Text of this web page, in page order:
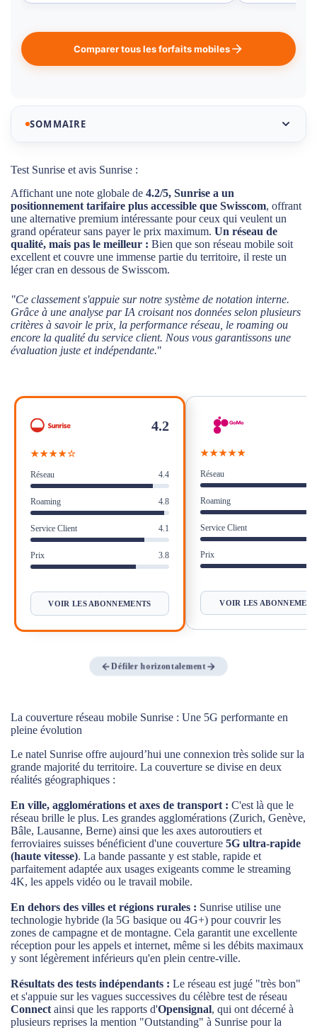
Comparer tous les forfaits mobiles
SOMMAIRE
Notre sélection des meilleurs abonnements mobiles
Test Sunrise et avis Sunrise :
La couverture réseau mobile Sunrise : Une 5G
performante en pleine évolution
Pourquoi la note Trustpilot de Sunrise (1,2/5) est-elle
Sunrise : Le Paradoxe de l'E-Réputation
Le service client de Sunrise est-il à la hauteur ?
Avantages et Inconvénients des abonnements
mobiles Sunrise
Verdict : Pourquoi souscrire à un abonnement
mobile Sunrise ?
Test Sunrise et avis Sunrise :
Affichant une note globale de 4.2/5, Sunrise a un
positionnement tarifaire plus accessible que Swisscom, offrant
une alternative premium intéressante pour ceux qui veulent un
grand opérateur sans payer le prix maximum. Un réseau de
qualité, mais pas le meilleur : Bien que son réseau mobile soit
excellent et couvre une immense partie du territoire, il reste un
léger cran en dessous de Swisscom.
"Ce classement s'appuie sur notre système de notation interne.
Grâce à une analyse par IA croisant nos données selon plusieurs
critères à savoir le prix, la performance réseau, le roaming ou
encore la qualité du service client. Nous vous garantissons une
évaluation juste et indépendante."
4.2
★★★★☆
Réseau 4.4
Roaming 4.8
Service Client 4.1
Prix 3.8
VOIR LES ABONNEMENTS
★★★★★
Réseau
Roaming
Service Client
Prix
VOIR LES
Défiler horizontalement
La couverture réseau mobile Sunrise : Une 5G performante en
pleine évolution
Le natel Sunrise offre aujourd’hui une connexion très solide sur la
grande majorité du territoire. La couverture se divise en deux
réalités géographiques :
En ville, agglomérations et axes de transport : C'est là que le
réseau brille le plus. Les grandes agglomérations (Zurich, Genève,
Bâle, Lausanne, Berne) ainsi que les axes autoroutiers et
ferroviaires suisses bénéficient d'une couverture 5G ultra-rapide
(haute vitesse). La bande passante y est stable, rapide et
parfaitement adaptée aux usages exigeants comme le streaming
4K, les appels vidéo ou le travail mobile.
En dehors des villes et régions rurales : Sunrise utilise une
technologie hybride (la 5G basique ou 4G+) pour couvrir les
zones de campagne et de montagne. Cela garantit une excellente
réception pour les appels et internet, même si les débits maximaux
y sont légèrement inférieurs qu'en plein centre-ville.
Résultats des tests indépendants : Le réseau est jugé "très bon"
et s'appuie sur les vagues successives du célèbre test de réseau
Connect ainsi que les rapports d'Opensignal, qui ont décerné à
plusieurs reprises la mention "Outstanding" à Sunrise pour la